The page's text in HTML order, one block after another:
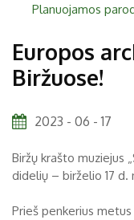
Biržų
Planuojamos
Europos
Biržuose!
2023 - 06 - 17
Biržų krašto muziejus
didelių – birželio 17 d.
Prieš penkerius